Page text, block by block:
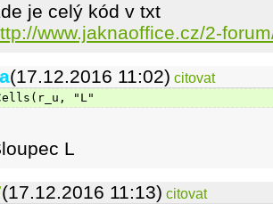
je celý kód v txt
www.jaknaoffice.cz/2-
(17.12.2016 11:02) citovat
"L"
L
(17.12.2016 11:13) citovat